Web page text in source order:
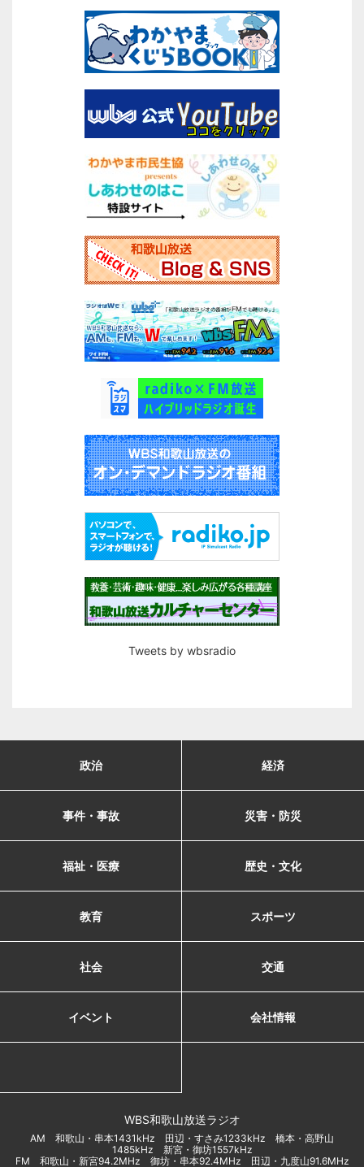
Tweets by wbsradio
政治 経済
事件・事故 災害・防災
福祉・医療 歴史・文化
教育 スポーツ
社会 交通
イベント 会社情報
WBS和歌山放送ラジオ
AM 和歌山・串本1431kHz 田辺・すさみ1233kHz 橋本・高野山
1485kHz 新宮・御坊1557kHz
FM 和歌山・新宮94.2MHz 御坊・串本92.4MHz 田辺・九度山91.6MHz